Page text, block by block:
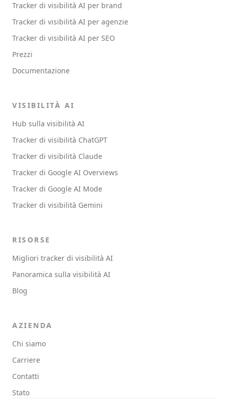
Tracker di visibilità AI per brand
Tracker di visibilità AI per agenzie
Tracker di visibilità AI per SEO
Prezzi
Documentazione
VISIBILITÀ AI
Hub sulla visibilità AI
Tracker di visibilità ChatGPT
Tracker di visibilità Claude
Tracker di Google AI Overviews
Tracker di Google AI Mode
Tracker di visibilità Gemini
RISORSE
Migliori tracker di visibilità AI
Panoramica sulla visibilità AI
Blog
AZIENDA
Chi siamo
Carriere
Contatti
Stato